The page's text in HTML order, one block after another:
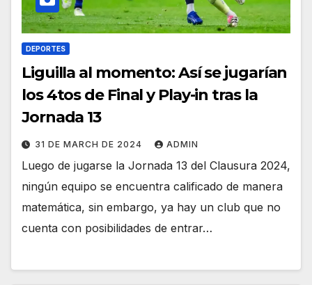
DEPORTES
Liguilla al momento: Así se jugarían
los 4tos de Final y Play-in tras la
Jornada 13
31 DE MARCH DE 2024 ADMIN
Luego de jugarse la Jornada 13 del Clausura 2024,
ningún equipo se encuentra calificado de manera
matemática, sin embargo, ya hay un club que no
cuenta con posibilidades de entrar…